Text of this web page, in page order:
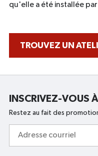
qu'elle a été installée
TROUVEZ UN
INSCRIVEZ-VOUS
Restez au fait des
courriel